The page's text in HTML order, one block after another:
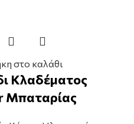
στο καλάθι
Κλαδέματος
Μπαταρίας